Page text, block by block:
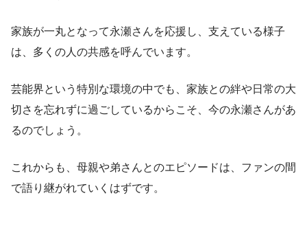
家族が一丸となって永瀬さんを応援し、支えている様子
は、多くの人の共感を呼んでいます。
芸能界という特別な環境の中でも、家族との絆や日常の大
切さを忘れずに過ごしているからこそ、今の永瀬さんがあ
るのでしょう。
これからも、母親や弟さんとのエピソードは、ファンの間
で語り継がれていくはずです。